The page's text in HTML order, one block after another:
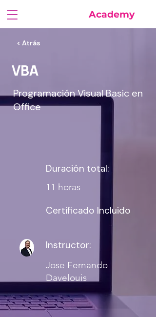
Academy
< Atrás
VBA
Programación Visual Basic en
Office
Duración total:
11 horas
Certificado Incluido
Instructor:
Jose Fernando
Davelouis